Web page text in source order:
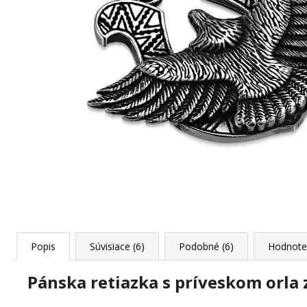
Popis Súvisiace (6) Podobné (6)
Pánska retiazka s príveskom orla
ZADARMO
22,87 €